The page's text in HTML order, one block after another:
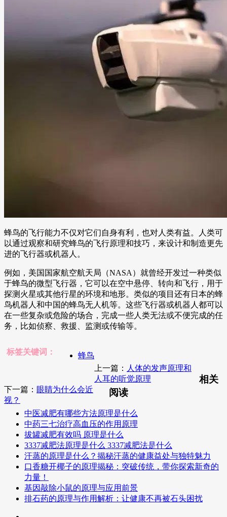
蜂鸟的飞行能力不仅对它们自身有利，也对人类有益。人类可
以通过观察和研究蜂鸟的飞行原理和技巧，来设计和制造更先
进的飞行器或机器人。
例如，美国国家航空航天局（NASA）就曾经开发过一种类似
于蜂鸟的微型飞行器，它可以在空中悬停、转向和飞行，用于
探测火星或其他行星的环境和地形。类似的项目还有日本的蜂
鸟机器人和中国的蜂鸟无人机等。这些飞行器或机器人都可以
在一些复杂或危险的场合，完成一些人类无法或不便完成的任
务，比如侦察、救援、监测或传输等。
标签关键词：
蜂鸟
上一篇： 人体的发声原理和
人耳的听觉原理
下一篇： 眼睛为什么会近
视？
相关
阅读
中医减肥有哪些方法原理是什么
中药三七治疗高血压的作用原理
拔罐减肥有效吗 原理是什么
3337减肥法原理是什么 3337减肥法是什么
汗蒸的原理是什么？揭秘汗蒸的健康益处与独特魅力
口香糖开椰子的原理揭秘：突破传统，带你探索新奇的
力量！
基因敲除小鼠的原理与应用前景
排石药的原理与作用解析：让健康不再被石头困扰